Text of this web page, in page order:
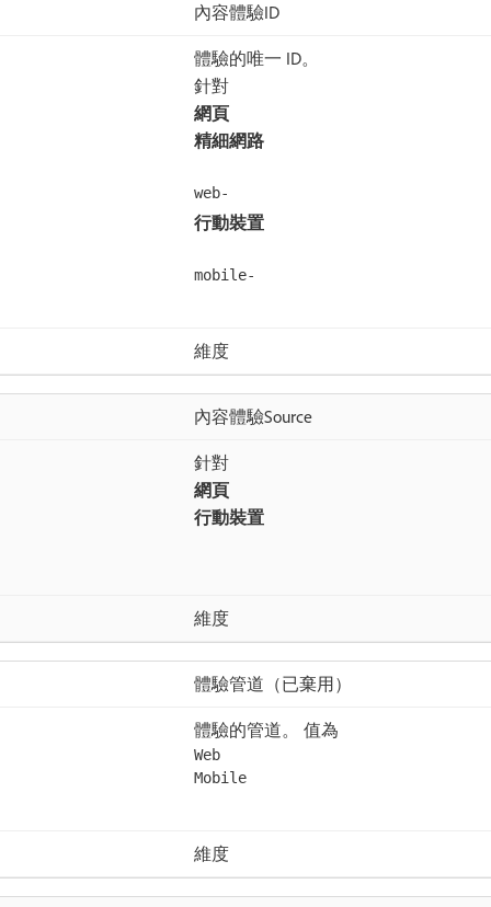
內容體驗ID
體驗的唯一 ID。
針對​
網頁
精細網路
web-
行動裝置
mobile-
維度
內容體驗Source
針對​
網頁
行動裝置
維度
體驗管道（已棄用）
體驗的管道。 值為
Web
Mobile
維度